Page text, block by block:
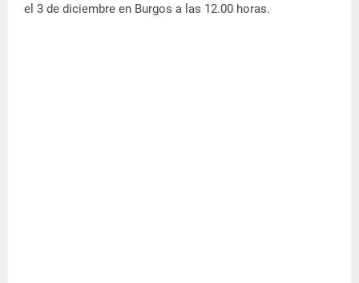
el 3 de diciembre en Burgos a las 12.00 horas.